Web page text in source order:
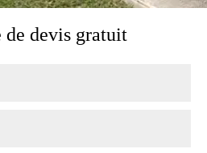
de devis gratuit